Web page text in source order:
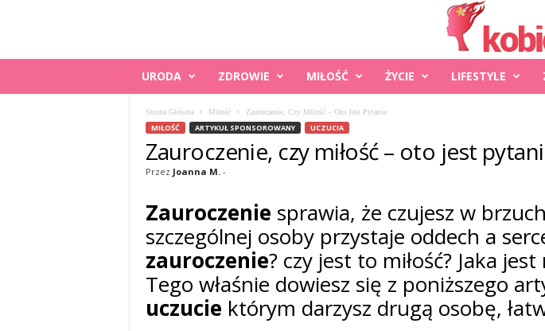
URODA ZDROWIE MIŁOŚĆ ŻYCIE LIFESTYLE
Strona Główna Miłość Zauroczenie, Czy Miłość – Oto Jest Pytanie
MIŁOŚĆ ARTYKUŁ SPONSOROWANY UCZUCIA
Zauroczenie, czy miłość – oto jest
Przez Joanna M.-
Zauroczenie sprawia, że czujesz w
szczególnej osoby przystaje oddech a
zauroczenie? czy jest to miłość? Jaka
Tego właśnie dowiesz się z poniższego
uczucie którym darzysz drugą osobę,